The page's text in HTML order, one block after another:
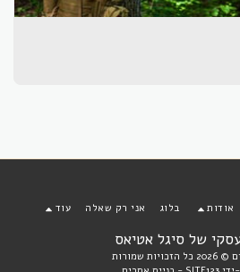
של סיגל אטיאס
שמורות
אודות בלוג אני רק שאלה עוד